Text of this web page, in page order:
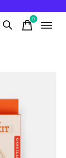
0items